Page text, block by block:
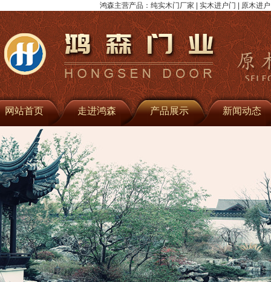
鸿森主营产品：纯实木门厂家 | 实木进户门 | 原木进
网站首页 走进鸿森 产品展示 新闻动态